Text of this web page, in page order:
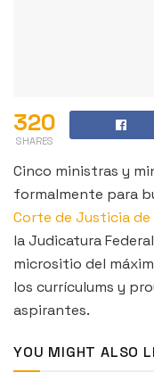
320
SHARES
Cinco ministras y
formalmente para
Corte de Justicia de
la Judicatura
micrositio del
los currículums y
aspirantes.
YOU MIGHT ALSO